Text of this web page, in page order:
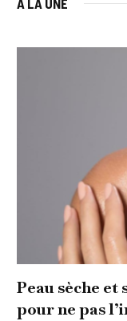
Peau sèche
pour ne pas